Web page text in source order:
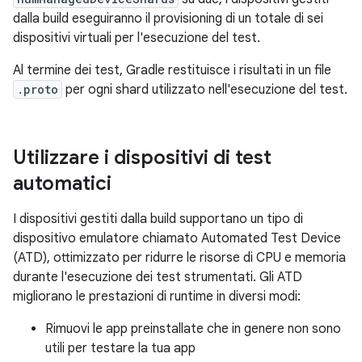
dalla build eseguiranno il provisioning di un totale di sei
dispositivi virtuali per l'esecuzione del test.
Al termine dei test, Gradle restituisce i risultati in un file
.proto per ogni shard utilizzato nell'esecuzione del test.
Utilizzare i dispositivi di test
automatici
I dispositivi gestiti dalla build supportano un tipo di
dispositivo emulatore chiamato Automated Test Device
(ATD), ottimizzato per ridurre le risorse di CPU e memoria
durante l'esecuzione dei test strumentati. Gli ATD
migliorano le prestazioni di runtime in diversi modi:
Rimuovi le app preinstallate che in genere non sono
utili per testare la tua app